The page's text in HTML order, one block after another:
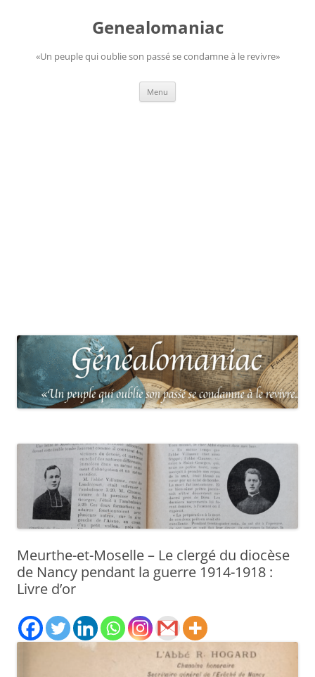
Genealomaniac
«Un peuple qui oublie son passé se condamne à le revivre»
Menu
Meurthe-et-Moselle – Le clergé du diocèse
de Nancy pendant la guerre 1914-1918 :
Livre d’or